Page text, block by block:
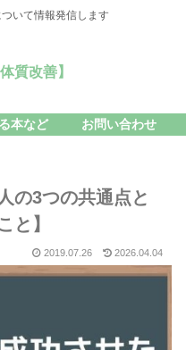
いて情報発信します
質改善】
本など お問い合わせ
の3つの共通点と
と】
2019.07.26 2026.04.04